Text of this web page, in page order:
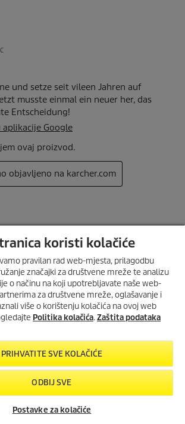
ISKORISTI DO 30%
POPUSTA U KOLOVOZU
popustanadodatkeza
višenamjenske usisavače.
Vrijedi od1.8.2026. do 31.8.2026.
koristi kolačiće
pravilan rad web-mjesta, prilagodbu
značajki za društvene mreže te analizu
o načinu na koji upotrebljavate naše web-
za društvene mreže, oglašavanje i
više o korištenju kolačića na ovoj web
Politika kolačića.Zaštita podataka
PRIHVATITE SVE KOLAČIĆE
ODBIJ SVE
Postavke za kolačiće